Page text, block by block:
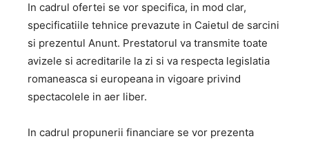
In cadrul ofertei se vor specifica, in mod clar,
specificatiile tehnice prevazute in Caietul de sarcini
si prezentul Anunt. Prestatorul va transmite toate
avizele si acreditarile la zi si va respecta legislatia
romaneasca si europeana in vigoare privind
spectacolele in aer liber.
In cadrul propunerii financiare se vor prezenta